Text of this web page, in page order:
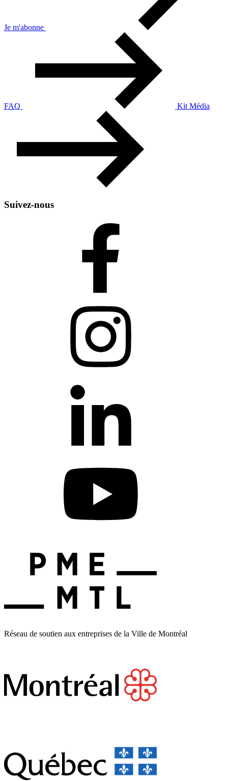
Je m'abonne
FAQ Kit Média
Suivez-nous
Réseau de soutien aux entreprises de la Ville de Montréal